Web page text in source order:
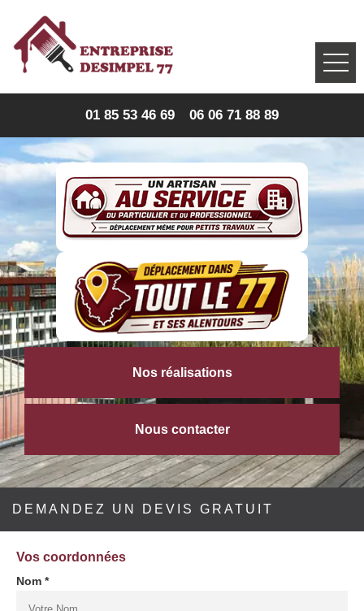
01 85 53 46 69 06 06 71 88 89
Nos réalisations
Nous contacter
DEMANDEZ UN DEVIS GRATUIT
Vos coordonnées
Nom *